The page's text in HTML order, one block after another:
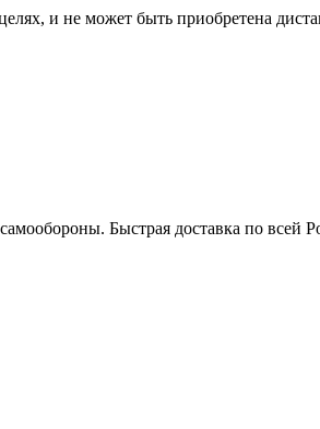
и не может быть приобретена
Быстрая доставка по всей